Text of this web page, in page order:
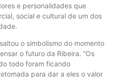
e personalidades que
social e cultural de um dos
o simbolismo do momento
o futuro da Ribeira. “Os
todo foram ficando
para dar a eles o valor